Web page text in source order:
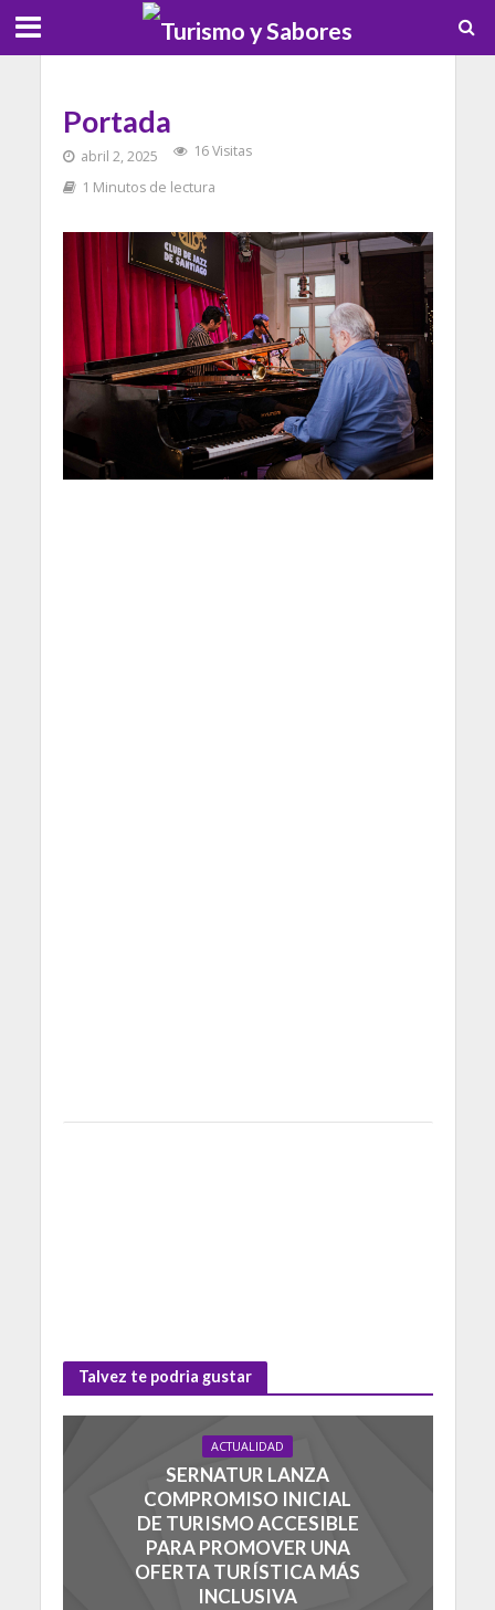
Portada
abril 2, 2025
16 Visitas
1 Minutos de lectura
Talvez te podria gustar
ACTUALIDAD
SERNATUR LANZA
COMPROMISO INICIAL
DE TURISMO ACCESIBLE
PARA PROMOVER UNA
OFERTA TURÍSTICA MÁS
INCLUSIVA